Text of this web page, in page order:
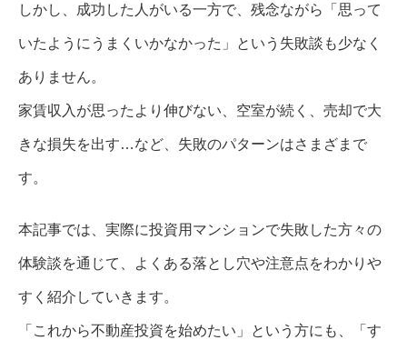
しかし、成功した人がいる一方で、残念ながら「思って
いたようにうまくいかなかった」という失敗談も少なく
ありません。
家賃収入が思ったより伸びない、空室が続く、売却で大
きな損失を出す…など、失敗のパターンはさまざまで
す。
本記事では、実際に投資用マンションで失敗した方々の
体験談を通じて、よくある落とし穴や注意点をわかりや
すく紹介していきます。
「これから不動産投資を始めたい」という方にも、「す